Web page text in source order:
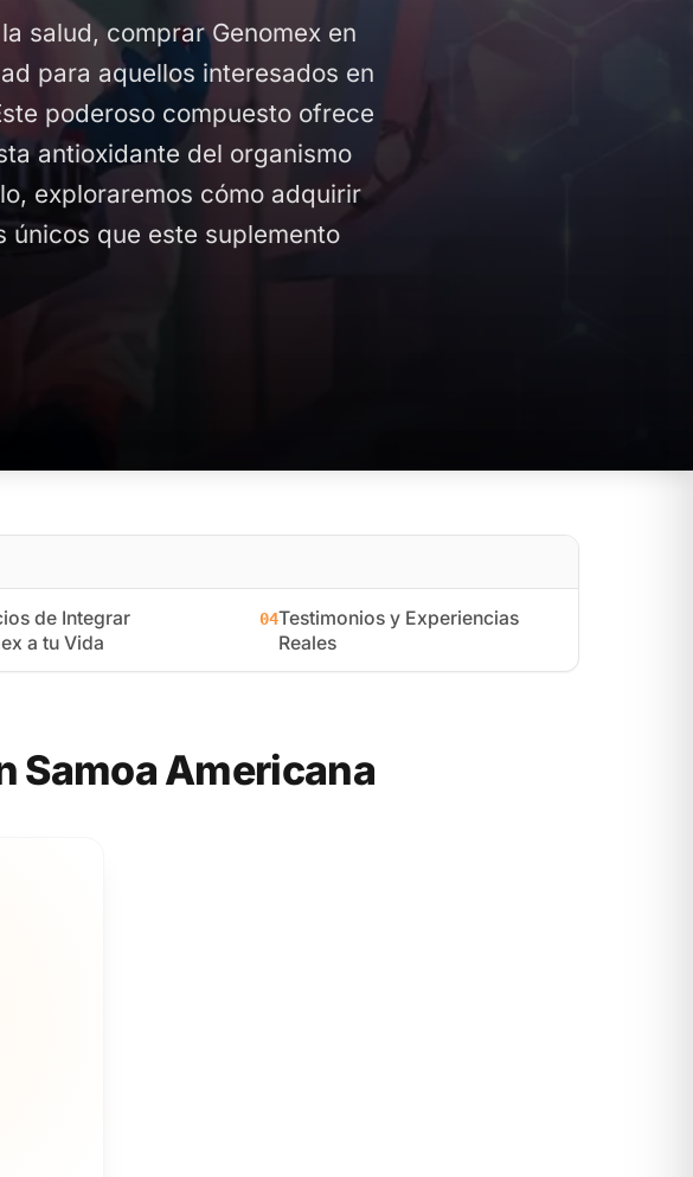
salud, comprar Genomex en
para aquellos interesados en
poderoso compuesto ofrece
antioxidante del organismo
exploraremos cómo adquirir
únicos que este suplemento
de Integrar
a tu Vida
04Testimonios y Experiencias
Reales
Samoa Americana